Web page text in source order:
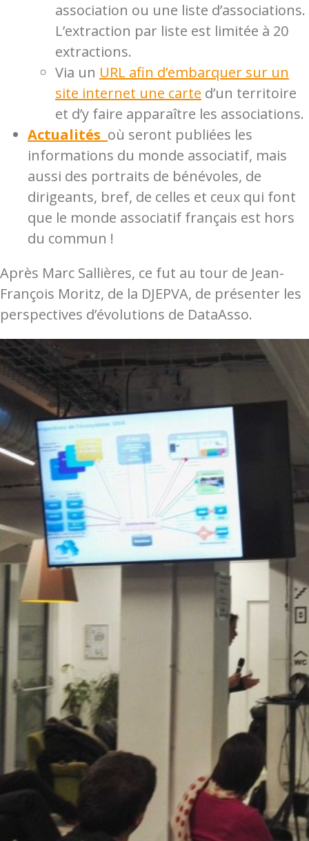
association ou une liste d’associations.
L’extraction par liste est limitée à 20
extractions.
Via un URL afin d’embarquer sur un
site internet une carte d’un territoire
et d’y faire apparaître les associations.
Actualités où seront publiées les
informations du monde associatif, mais
aussi des portraits de bénévoles, de
dirigeants, bref, de celles et ceux qui font
que le monde associatif français est hors
du commun !
Après Marc Sallières, ce fut au tour de Jean-
François Moritz, de la DJEPVA, de présenter les
perspectives d’évolutions de DataAsso.